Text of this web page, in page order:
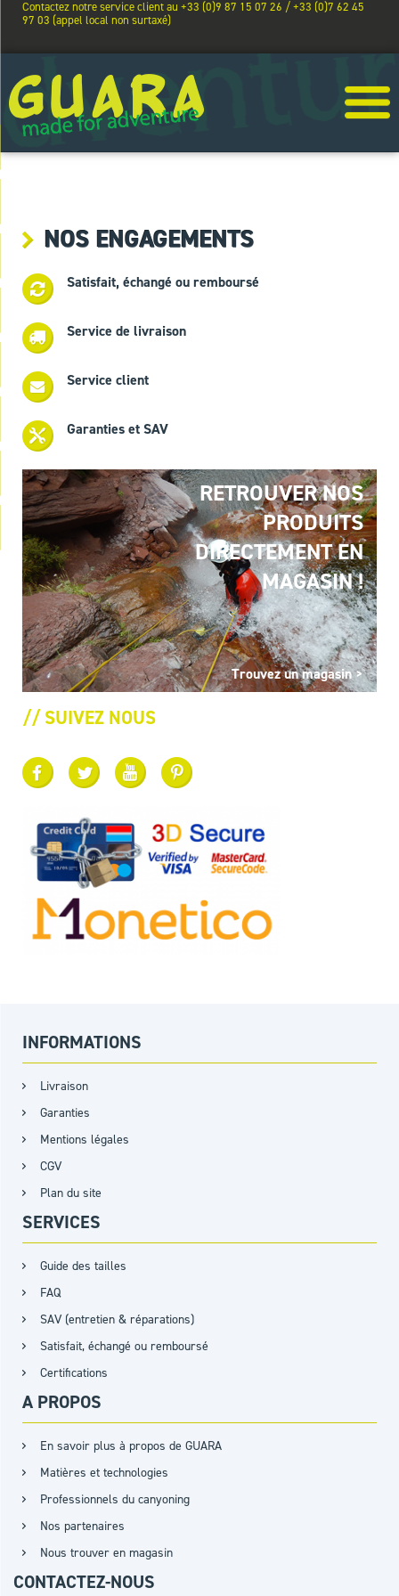
Contactez notre service client au +33 (0)9 87 15 07 26 / +33 (0)7 62 45
97 03 (appel local non surtaxé)
NOS ENGAGEMENTS
Satisfait, échangé ou remboursé
Service de livraison
Service client
Garanties et SAV
RETROUVER NOS
PRODUITS
DIRECTEMENT EN
MAGASIN !
Trouvez un magasin >
// SUIVEZ NOUS
INFORMATIONS
Livraison
Garanties
Mentions légales
CGV
Plan du site
SERVICES
Guide des tailles
FAQ
SAV (entretien & réparations)
Satisfait, échangé ou remboursé
Certifications
A PROPOS
En savoir plus à propos de GUARA
Matières et technologies
Professionnels du canyoning
Nos partenaires
Nous trouver en magasin
CONTACTEZ-NOUS